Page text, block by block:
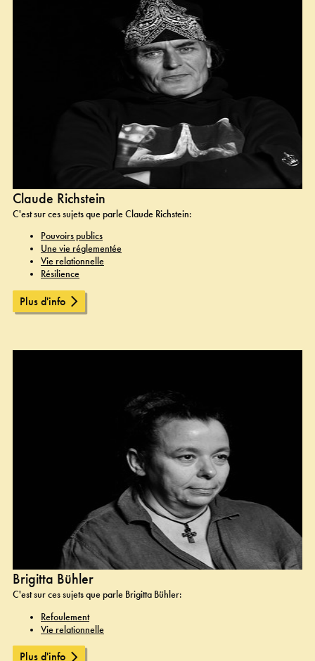
Claude Richstein
C'est sur ces sujets que parle Claude Richstein:
Pouvoirs publics
Une vie réglementée
Vie relationnelle
Résilience
Plus d'info
Brigitta Bühler
C'est sur ces sujets que parle Brigitta Bühler:
Refoulement
Vie relationnelle
Plus d'info